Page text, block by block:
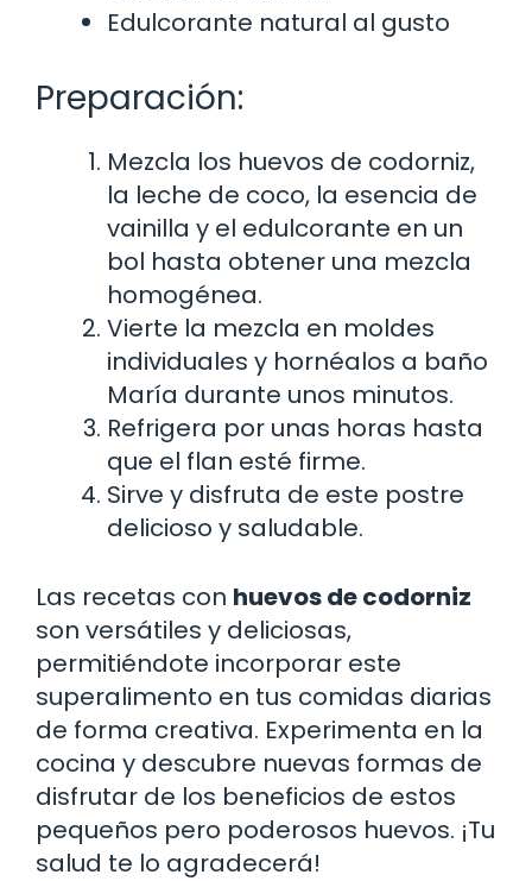
Edulcorante natural al gusto
Preparación:
Mezcla los huevos de codorniz,
la leche de coco, la esencia de
vainilla y el edulcorante en un
bol hasta obtener una mezcla
homogénea.
Vierte la mezcla en moldes
individuales y hornéalos a baño
María durante unos minutos.
Refrigera por unas horas hasta
que el flan esté firme.
Sirve y disfruta de este postre
delicioso y saludable.
Las recetas con huevos de codorniz
son versátiles y deliciosas,
permitiéndote incorporar este
superalimento en tus comidas diarias
de forma creativa. Experimenta en la
cocina y descubre nuevas formas de
disfrutar de los beneficios de estos
pequeños pero poderosos huevos. ¡Tu
salud te lo agradecerá!